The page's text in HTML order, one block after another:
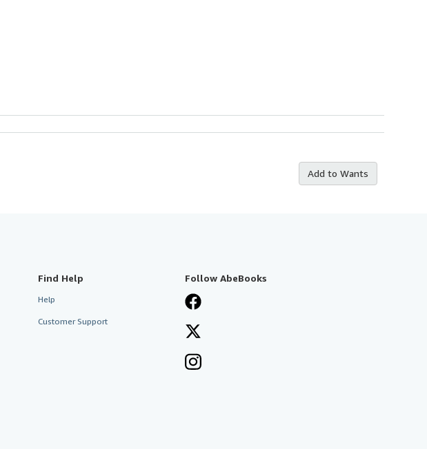
Add to Wants
Find Help
Help
Customer Support
Follow AbeBooks